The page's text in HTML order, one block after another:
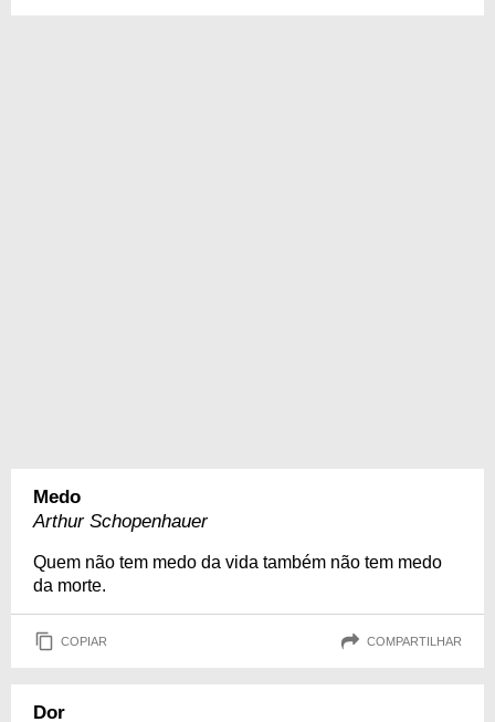
Medo
Arthur Schopenhauer
Quem não tem medo da vida também não tem medo
da morte.
COPIAR COMPARTILHAR
Dor